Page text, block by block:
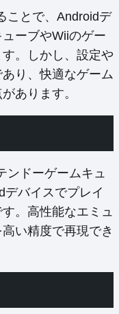
ことで、Androidデ
ーブやWiiのゲー
。しかし、設定や
り、快適なゲーム
あります。
ンドーゲームキュ
バイスでプレイ
。高性能なエミュ
い精度で再現でき